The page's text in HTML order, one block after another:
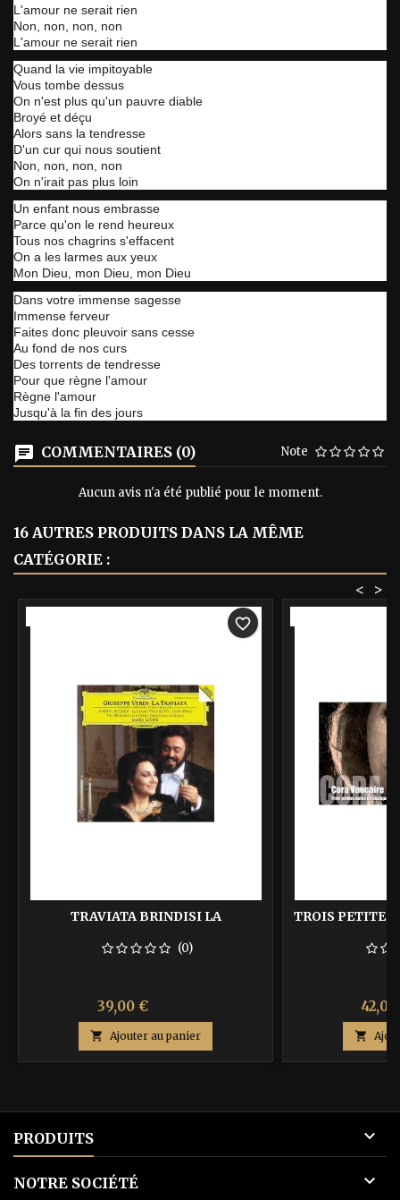
L'amour ne serait rien
Non, non, non, non
L'amour ne serait rien
Quand la vie impitoyable
Vous tombe dessus
On n'est plus qu'un pauvre diable
Broyé et déçu
Alors sans la tendresse
D'un cur qui nous soutient
Non, non, non, non
On n'irait pas plus loin
Un enfant nous embrasse
Parce qu'on le rend heureux
Tous nos chagrins s'effacent
On a les larmes aux yeux
Mon Dieu, mon Dieu, mon Dieu
Dans votre immense sagesse
Immense ferveur
Faites donc pleuvoir sans cesse
Au fond de nos curs
Des torrents de tendresse
Pour que règne l'amour
Règne l'amour
Jusqu'à la fin des jours
COMMENTAIRES (0) Note
Aucun avis n'a été publié pour le moment.
16 AUTRES PRODUITS DANS LA MÊME
CATÉGORIE :
>
<
TRAVIATA BRINDISI LA
(0)
Prix
39,00 €
base
 Ajouter au panier
favorite_border
TROIS PETITES
Prix

PRODUITS 
NOTRE SOCIÉTÉ 